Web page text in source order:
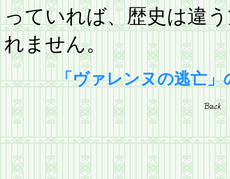
っていれば、歴史は違
れません。
「ヴァレンヌの逃亡」